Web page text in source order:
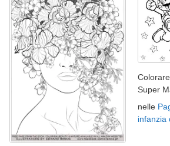
Super
nelle
infanzia